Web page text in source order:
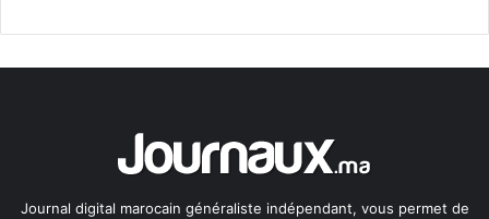
Journal digital marocain généraliste indépendant, vous permet de